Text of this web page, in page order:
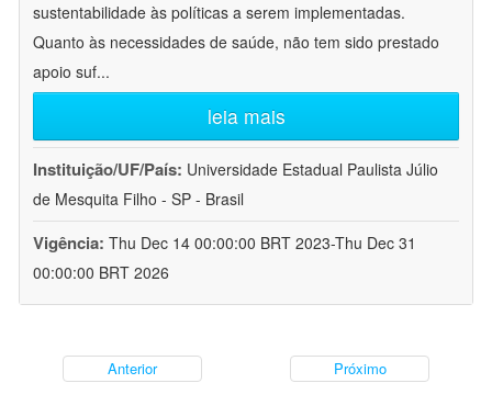
sustentabilidade às políticas a serem implementadas.
Quanto às necessidades de saúde, não tem sido prestado
apoio suf...
leia mais
Instituição/UF/País: Universidade Estadual Paulista Júlio
de Mesquita Filho - SP - Brasil
Vigência: Thu Dec 14 00:00:00 BRT 2023-Thu Dec 31
00:00:00 BRT 2026
Anterior Próximo